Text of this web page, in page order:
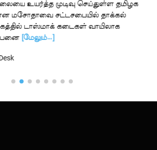
உயர்த்த முடிவு செய்துள்ள தமிழக
மசோதாவை சட்டசபையில் தாக்கல்
டாஸ்மாக் கடைகள் வாயிலாக
[மேலும்…]